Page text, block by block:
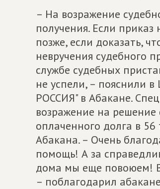
– На возражение
получения. Если
позже, если доказать,
невручения судебного
службе судебных
не успели, – пояснили
РОССИЯ" в Абакане.
возражение на решение
оплаченного долга в
Абакана. – Очень
помощь! А за
дома мы еще повоюем!
– поблагодарил